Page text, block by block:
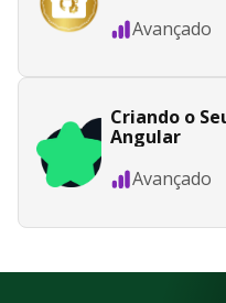
Avançado
Criando o
Angular
Avançado